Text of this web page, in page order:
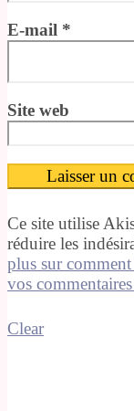
E-mail *
Site web
Ce site utilise
réduire les
plus sur
vos
Clear